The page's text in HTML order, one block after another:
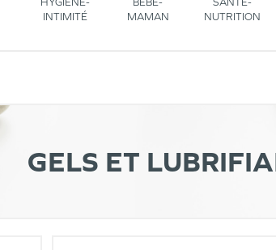
INTIMITÉ
MAMAN
NUTRITION
GELS ET